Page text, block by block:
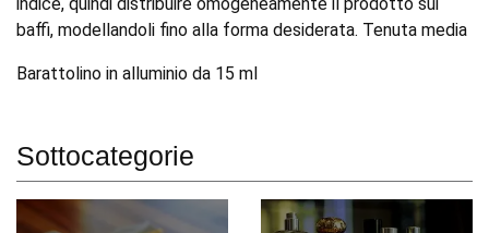
baffi, modellandoli fino alla forma desiderata. Tenuta media
Barattolino in alluminio da 15 ml
Sottocategorie